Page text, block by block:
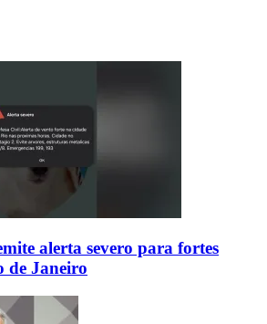
alerta severo para fortes
de Janeiro